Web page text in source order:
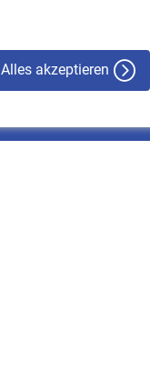
Alles akzeptieren